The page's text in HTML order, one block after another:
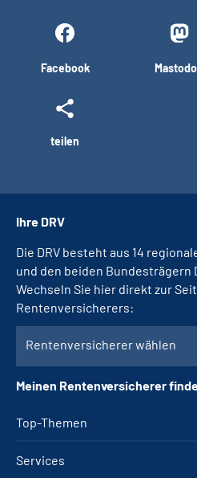
Facebook
teilen
Top-Themen
Services
Ihre DRV
Die DRV besteht aus 14
und den beiden Bundesträgern
Wechseln Sie hier direkt zur
Rentenversicherers:
Rentenversicherer wählen
Meinen Rentenversicherer